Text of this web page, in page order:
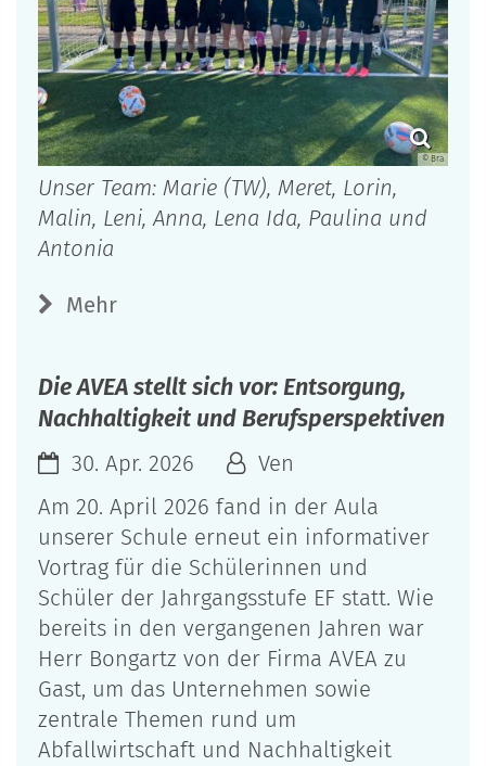
© Bra
Unser Team: Marie (TW), Meret, Lorin,
Malin, Leni, Anna, Lena Ida, Paulina und
Antonia
Mehr
Die AVEA stellt sich vor: Entsorgung,
Nachhaltigkeit und Berufsperspektiven
30. Apr. 2026
Ven
Am 20. April 2026 fand in der Aula
unserer Schule erneut ein informativer
Vortrag für die Schülerinnen und
Schüler der Jahrgangsstufe EF statt. Wie
bereits in den vergangenen Jahren war
Herr Bongartz von der Firma AVEA zu
Gast, um das Unternehmen sowie
zentrale Themen rund um
Abfallwirtschaft und Nachhaltigkeit